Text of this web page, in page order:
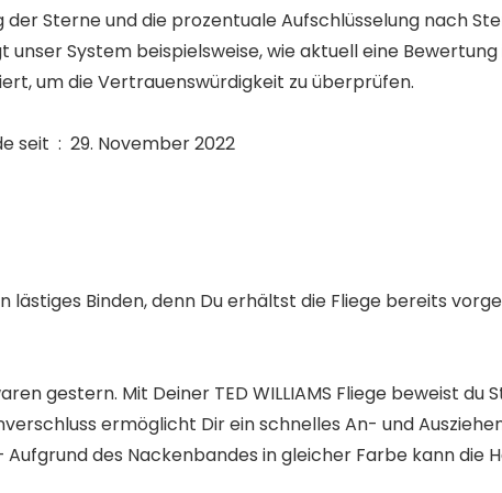
Sterne und die prozentuale Aufschlüsselung nach
System beispielsweise, wie aktuell eine
um die Vertrauenswürdigkeit zu überprüfen.
Im Angebot von Amazon.de seit ‏ : ‎ 29. November 2022
lästiges Binden, denn Du erhältst die Fliege bereits
gestern. Mit Deiner TED WILLIAMS Fliege beweist
ermöglicht Dir ein schnelles An- und
des Nackenbandes in gleicher Farbe kann